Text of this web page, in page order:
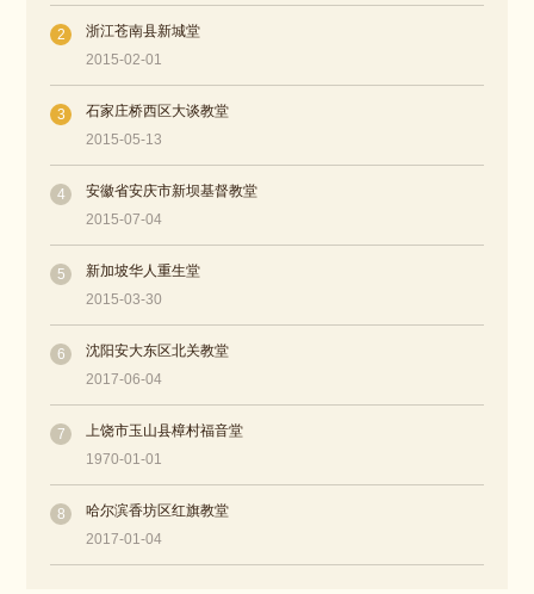
2
浙江苍南县新城堂
2015-02-01
3
石家庄桥西区大谈教堂
2015-05-13
4
安徽省安庆市新坝基督教堂
2015-07-04
5
新加坡华人重生堂
2015-03-30
6
沈阳安大东区北关教堂
2017-06-04
7
上饶市玉山县樟村福音堂
1970-01-01
8
哈尔滨香坊区红旗教堂
2017-01-04